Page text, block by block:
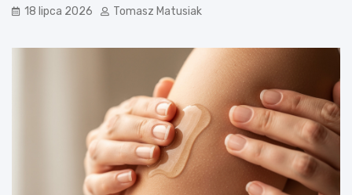
18 lipca 2026 Tomasz Matusiak